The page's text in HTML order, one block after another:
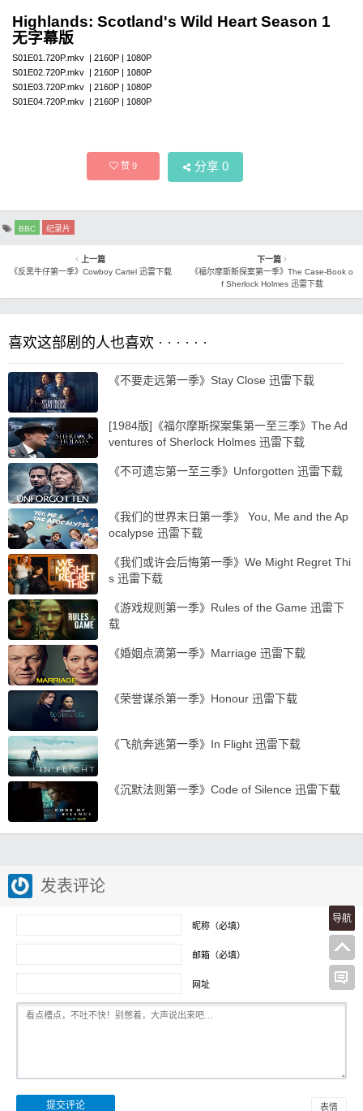
Highlands: Scotland's Wild Heart Season 1
无字幕版
S01E01.720P.mkv | 2160P | 1080P
S01E02.720P.mkv | 2160P | 1080P
S01E03.720P.mkv | 2160P | 1080P
S01E04.720P.mkv | 2160P | 1080P
赞9 分享 0
BBC 纪录片
上一篇
《反黑牛仔第一季》Cowboy Cartel 迅雷下载
下一篇
《福尔摩斯新探案第一季》The Case-Book o
f Sherlock Holmes 迅雷下载
喜欢这部剧的人也喜欢 · · · · · ·
《不要走远第一季》Stay Close 迅雷下载
[1984版]《福尔摩斯探案集第一至三季》The Ad
ventures of Sherlock Holmes 迅雷下载
《不可遗忘第一至三季》Unforgotten 迅雷下载
《我们的世界末日第一季》 You, Me and the Ap
ocalypse 迅雷下载
《我们或许会后悔第一季》We Might Regret Thi
s 迅雷下载
《游戏规则第一季》Rules of the Game 迅雷下
载
《婚姻点滴第一季》Marriage 迅雷下载
《荣誉谋杀第一季》Honour 迅雷下载
《飞航奔逃第一季》In Flight 迅雷下载
《沉默法则第一季》Code of Silence 迅雷下载
发表评论
昵称（必填）
邮箱（必填）
网址
表情
导航